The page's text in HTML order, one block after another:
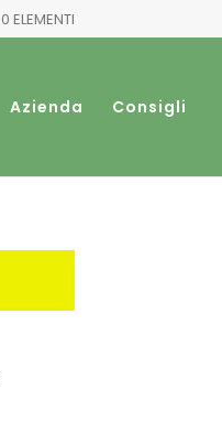
0 ELEMENTI
Azienda Consigli